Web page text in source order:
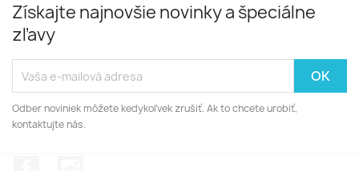
Získajte najnovšie novinky a špeciálne
zľavy
Odber noviniek môžete kedykoľvek zrušiť. Ak to chcete urobiť,
kontaktujte nás.